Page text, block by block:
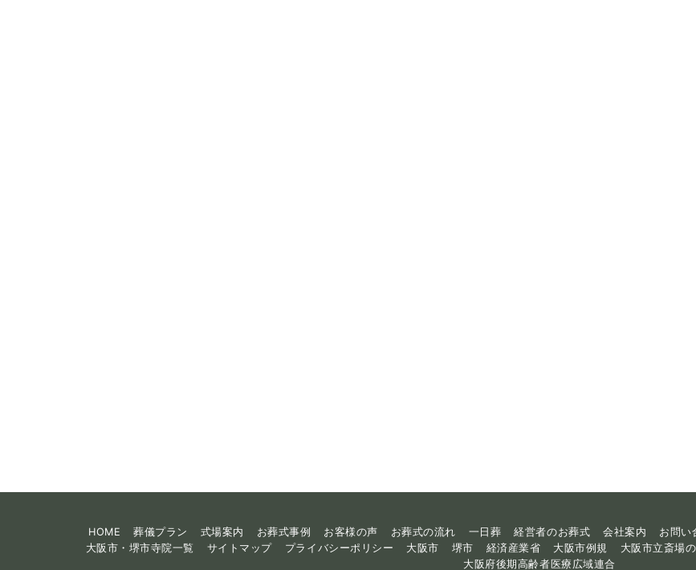
HOME 葬儀プラン 式場案内 お葬式事例 お客様の声 お葬式の流れ 一日葬 経営者のお葬式 会社案内 お問い
大阪市・堺市寺院一覧
サイトマップ プライバシーポリシー 大阪市 堺市 経済産業省 大阪市例規 大阪市立斎場
大阪府後期高齢者医療広域連合